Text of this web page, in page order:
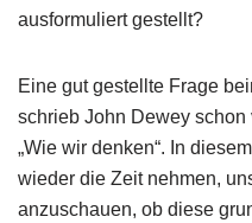
ausformuliert gestellt?
Eine gut gestellte Frage
schrieb John Dewey
„Wie wir denken“. In
wieder die Zeit nehmen,
anzuschauen, ob diese